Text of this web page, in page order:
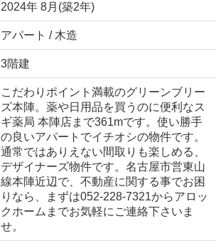
2024年 8月(築2年)
アパート / 木造
3階建
こだわりポイント満載のグリーンブリー
ズ本陣。薬や日用品を買うのに便利なス
ギ薬局 本陣店まで361mです。使い勝手
の良いアパートでイチオシの物件です。
通常ではありえない間取りも楽しめる、
デザイナーズ物件です。名古屋市営東山
線本陣近辺で、不動産に関する事でお困
りなら、まずは052-228-7321からアロッ
クホームまでお気軽にご連絡下さいま
せ。